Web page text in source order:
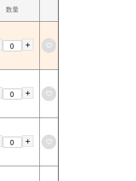
数量
+
+
+